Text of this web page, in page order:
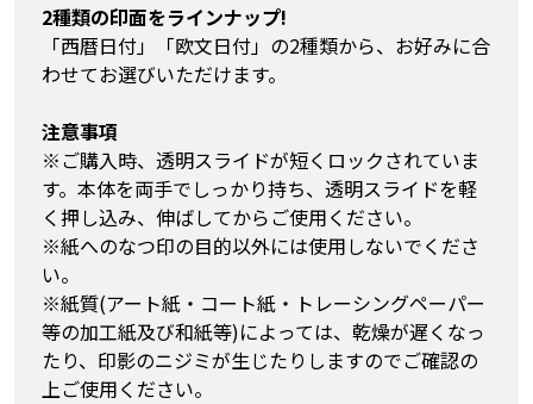
2種類の印面をラインナップ!
「西暦日付」「欧文日付」の2種類から、お好みに合
わせてお選びいただけます。
注意事項
※ご購入時、透明スライドが短くロックされていま
す。本体を両手でしっかり持ち、透明スライドを軽
く押し込み、伸ばしてからご使用ください。
※紙へのなつ印の目的以外には使用しないでくださ
い。
※紙質(アート紙・コート紙・トレーシングペーパー
等の加工紙及び和紙等)によっては、乾燥が遅くなっ
たり、印影のニジミが生じたりしますのでご確認の
上ご使用ください。